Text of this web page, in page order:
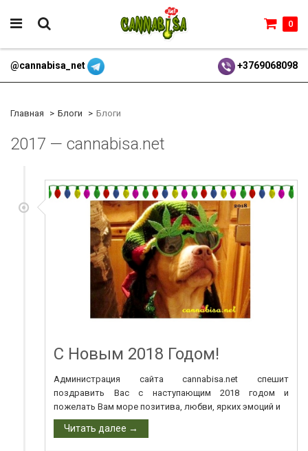
0
@cannabisa_net +3769068098
Главная Блоги Блоги
2017 — cannabisa.net
С Новым 2018 Годом!
Администрация сайта cannabisa.net спешит
поздравить Вас с наступающим 2018 годом и
пожелать Вам море позитива, любви, ярких эмоций и
Читать далее →